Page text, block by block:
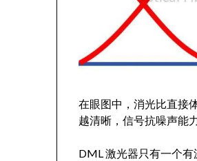
在眼图中，消光比直接
越清晰，信号抗噪声能
DML 激光器只有一个有